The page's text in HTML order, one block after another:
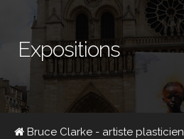
Expositions
Bruce Clarke - artiste plasticien